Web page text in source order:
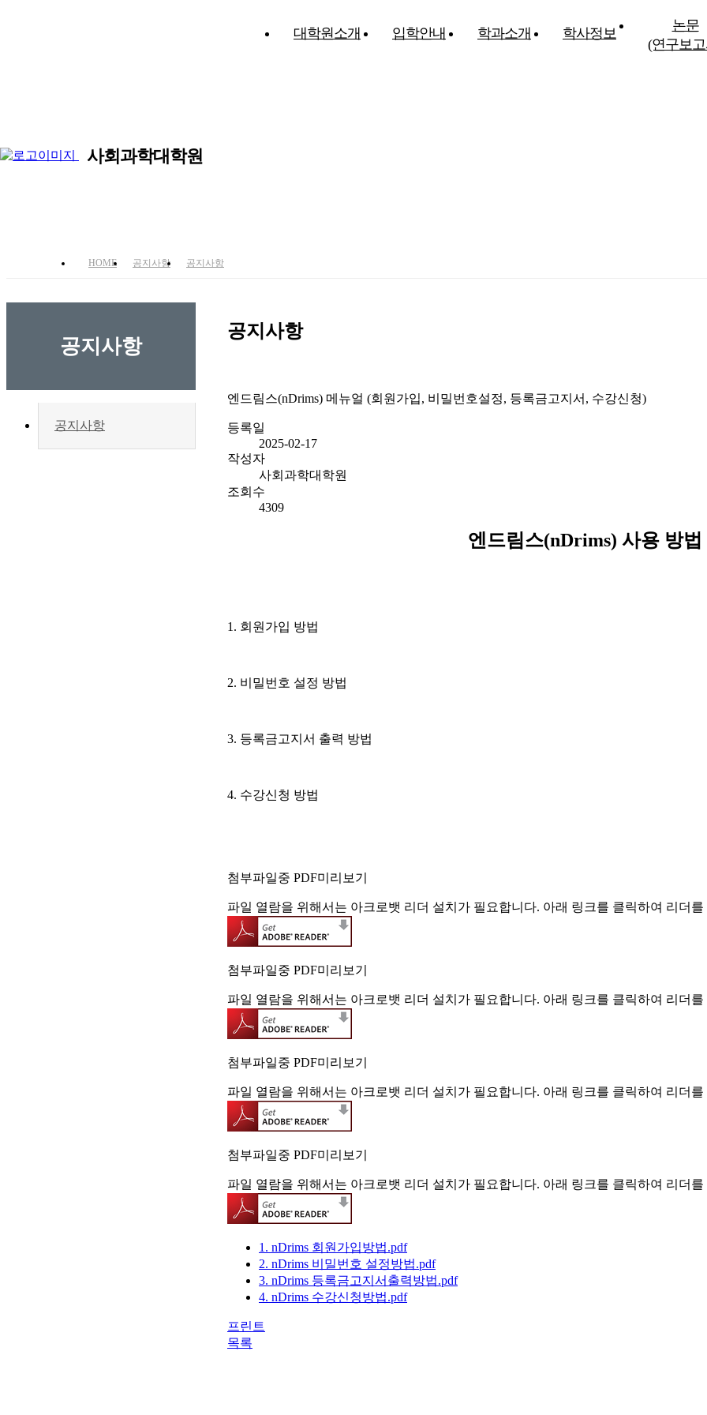
사회과학대학원
대학원소개 입학안내 학과소개 학사정보
논문
(연구보
HOME 공지사항 공지사항
공지사항
공지사항
공지사항
엔드림스(nDrims) 메뉴얼 (회원가입, 비밀번호설정, 등록금고지서, 수강신청)
등록일
2025-02-17
작성자
사회과학대학원
조회수
4309
엔드림스(nDrims) 사용 방법
1. 회원가입 방법
2. 비밀번호 설정 방법
3. 등록금고지서 출력 방법
4. 수강신청 방법
첨부파일중 PDF미리보기
파일 열람을 위해서는 아크로뱃 리더 설치가 필요합니다. 아래 링크를 클릭하여 리더
첨부파일중 PDF미리보기
파일 열람을 위해서는 아크로뱃 리더 설치가 필요합니다. 아래 링크를 클릭하여 리더
첨부파일중 PDF미리보기
파일 열람을 위해서는 아크로뱃 리더 설치가 필요합니다. 아래 링크를 클릭하여 리더
첨부파일중 PDF미리보기
파일 열람을 위해서는 아크로뱃 리더 설치가 필요합니다. 아래 링크를 클릭하여 리더
1. nDrims 회원가입방법.pdf
2. nDrims 비밀번호 설정방법.pdf
3. nDrims 등록금고지서출력방법.pdf
4. nDrims 수강신청방법.pdf
프린트
목록